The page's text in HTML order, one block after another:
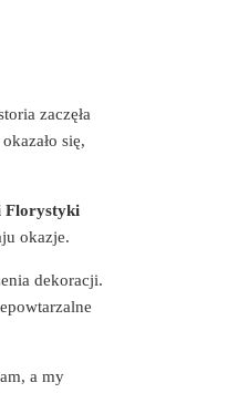
zaczęła
się,
Florystyki
okazje.
dekoracji.
a my